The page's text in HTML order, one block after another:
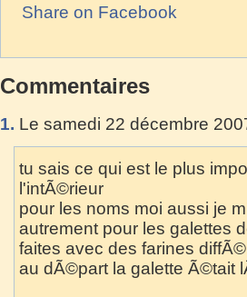
Share on Facebook
Commentaires
1. Le samedi 22 décembre
tu sais ce qui est le plus
l'intÃ©rieur
pour les noms moi aussi je
autrement pour les galettes
faites avec des farines
au dÃ©part la galette Ã©tait